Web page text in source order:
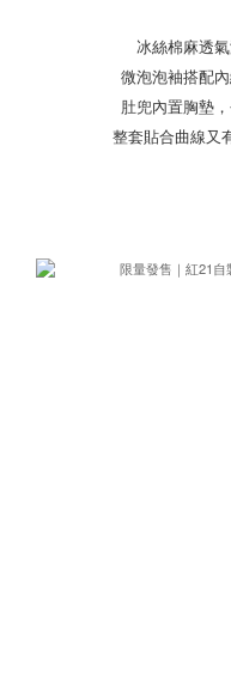
冰絲棉麻透
微泡泡袖搭配
肚兜內置胸墊
整套貼合曲線又